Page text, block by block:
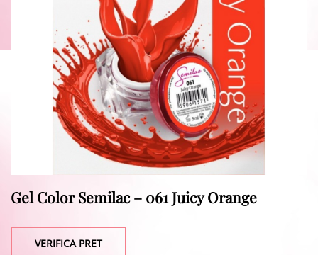
Gel Color Semilac – 061 Juicy Orange
VERIFICA PRET